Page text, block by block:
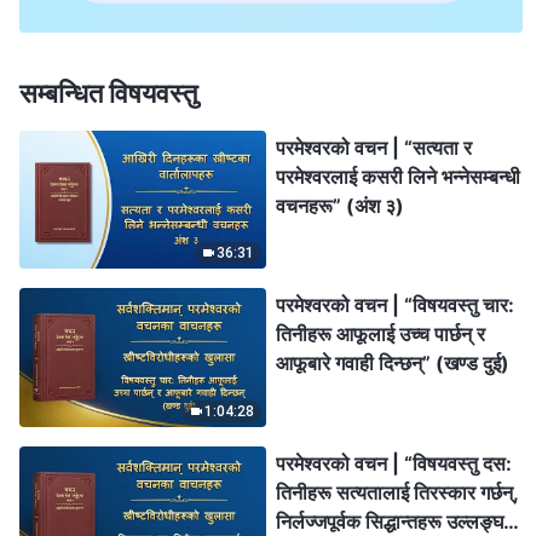
सम्बन्धित विषयवस्तु
36:31
परमेश्‍वरको वचन | “सत्यता र
परमेश्‍वरलाई कसरी लिने भन्‍नेसम्बन्धी
वचनहरू” (अंश ३)
1:04:28
परमेश्‍वरको वचन | “विषयवस्तु चार:
तिनीहरू आफूलाई उच्च पार्छन् र
आफूबारे गवाही दिन्छन्” (खण्ड दुई)
परमेश्‍वरको वचन | “विषयवस्तु दस:
तिनीहरू सत्यतालाई तिरस्कार गर्छन्,
निर्लज्जपूर्वक सिद्धान्तहरू उल्लङ्घन